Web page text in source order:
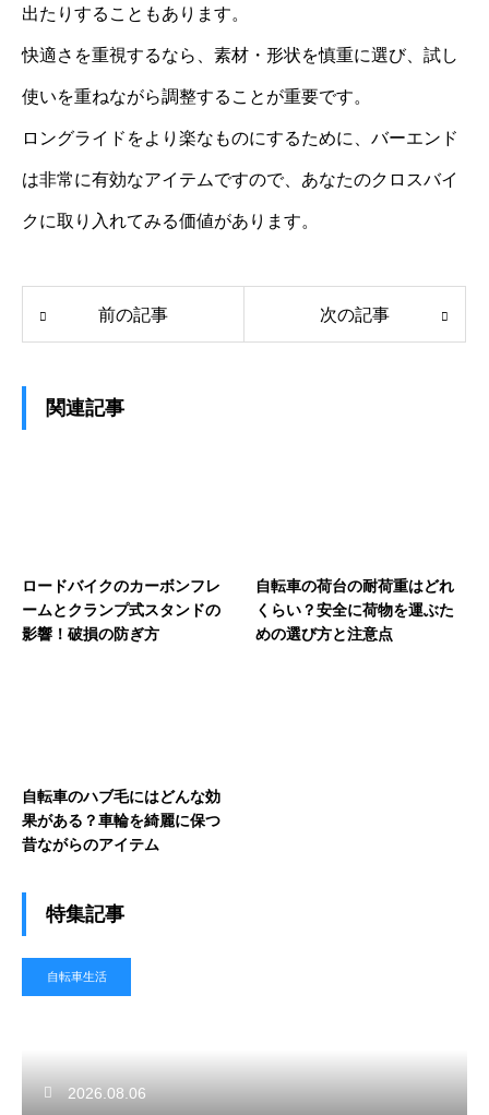
出たりすることもあります。
快適さを重視するなら、素材・形状を慎重に選び、試し
使いを重ねながら調整することが重要です。
ロングライドをより楽なものにするために、バーエンド
は非常に有効なアイテムですので、あなたのクロスバイ
クに取り入れてみる価値があります。
前の記事 次の記事
関連記事
ロードバイクのカーボンフレ
ームとクランプ式スタンドの
影響！破損の防ぎ方
自転車の荷台の耐荷重はどれ
くらい？安全に荷物を運ぶた
めの選び方と注意点
自転車のハブ毛にはどんな効
果がある？車輪を綺麗に保つ
昔ながらのアイテム
特集記事
自転車生活
2026.08.06